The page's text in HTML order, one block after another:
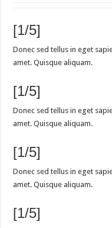
[1/5]
Donec sed tellus in eget
amet. Quisque aliquam.
[1/5]
Donec sed tellus in eget
amet. Quisque aliquam.
[1/5]
Donec sed tellus in eget
amet. Quisque aliquam.
[1/5]